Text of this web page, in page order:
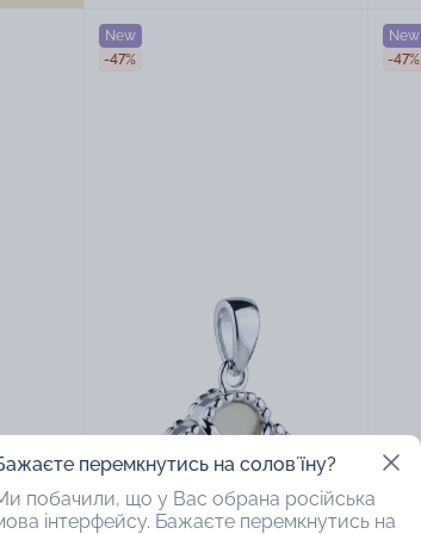
New
-47%
New
-47%
перемкнутись на соловʼїну?
побачили, що у Вас обрана російська
інтерфейсу. Бажаєте перемкнутись на